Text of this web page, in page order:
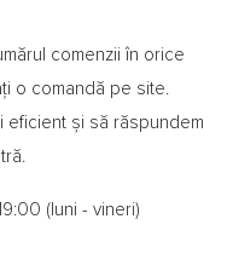
comenzii în orice
o comandă pe site.
eficient și să răspundem
(luni - vineri)